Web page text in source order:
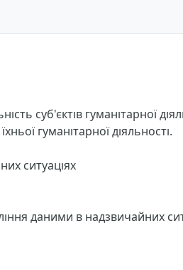
суб'єктів гуманітарної
гуманітарної діяльності.
ситуаціях
даними в надзвичайних